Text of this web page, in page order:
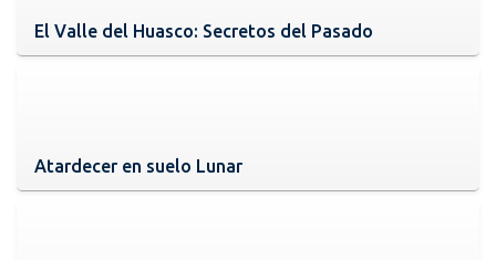
El Valle del Huasco: Secretos del Pasado
Atardecer en suelo Lunar